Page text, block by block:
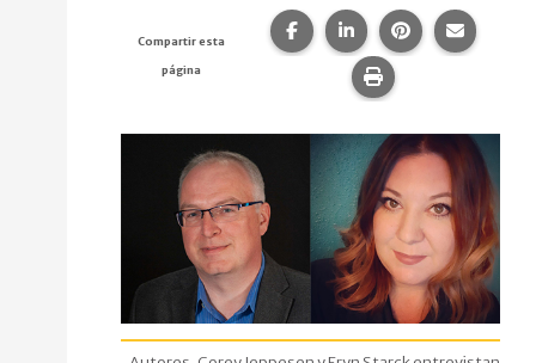
Compartir esta
página
Compartir esta página en
Compartir esta
Compartir
Imprime esta